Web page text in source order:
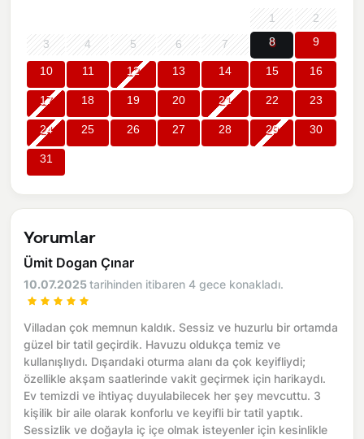
1
2
3
4 5 6 7 8 9
10 11 12 13 14 15 16
17 18 19 20 21 22 23
24 25 26 27 28 29 30
31
Yorumlar
Ümit Dogan Çınar
10.07.2025tarihinden itibaren 4 gece konakladı.
Villadan çok memnun kaldık. Sessiz ve huzurlu bir ortamda
güzel bir tatil geçirdik. Havuzu oldukça temiz ve
kullanışlıydı. Dışarıdaki oturma alanı da çok keyifliydi;
özellikle akşam saatlerinde vakit geçirmek için harikaydı.
Ev temizdi ve ihtiyaç duyulabilecek her şey mevcuttu. 3
kişilik bir aile olarak konforlu ve keyifli bir tatil yaptık.
Sessizlik ve doğayla iç içe olmak isteyenler için kesinlikle